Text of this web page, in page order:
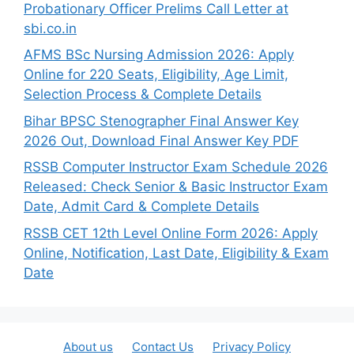
Probationary Officer Prelims Call Letter at
sbi.co.in
AFMS BSc Nursing Admission 2026: Apply
Online for 220 Seats, Eligibility, Age Limit,
Selection Process & Complete Details
Bihar BPSC Stenographer Final Answer Key
2026 Out, Download Final Answer Key PDF
RSSB Computer Instructor Exam Schedule 2026
Released: Check Senior & Basic Instructor Exam
Date, Admit Card & Complete Details
RSSB CET 12th Level Online Form 2026: Apply
Online, Notification, Last Date, Eligibility & Exam
Date
About us Contact Us Privacy Policy